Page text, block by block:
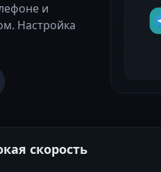
и
Настройка
скорость